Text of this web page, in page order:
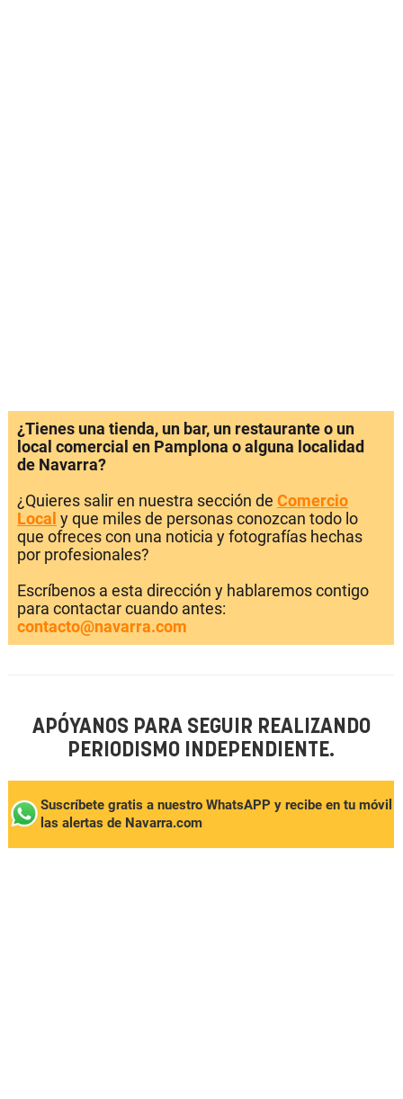
¿Tienes una tienda, un bar, un restaurante o un
local comercial en Pamplona o alguna localidad
de Navarra?
¿Quieres salir en nuestra sección de Comercio
Local y que miles de personas conozcan todo lo
que ofreces con una noticia y fotografías hechas
por profesionales?
Escríbenos a esta dirección y hablaremos contigo
para contactar cuando antes:
contacto@navarra.com
APÓYANOS PARA SEGUIR REALIZANDO
PERIODISMO INDEPENDIENTE.
Suscríbete gratis a nuestro WhatsAPP y recibe en tu móvil
las alertas de Navarra.com